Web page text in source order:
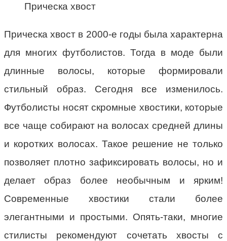
Прическа хвост
Прическа хвост в 2000-е годы была характерна
для многих футболистов. Тогда в моде были
длинные волосы, которые формировали
стильный образ. Сегодня все изменилось.
Футболисты носят скромные хвостики, которые
все чаще собирают на волосах средней длины
и коротких волосах. Такое решение не только
позволяет плотно зафиксировать волосы, но и
делает образ более необычным и ярким!
Современные хвостики стали более
элегантными и простыми. Опять-таки, многие
стилисты рекомендуют сочетать хвосты с